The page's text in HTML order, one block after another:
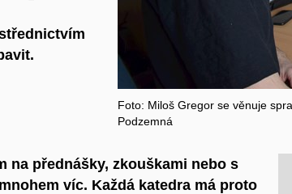
Foto: Miloš Gregor se věnuje
Podzemná
na přednášky, zkouškami nebo s
víc. Každá katedra má proto